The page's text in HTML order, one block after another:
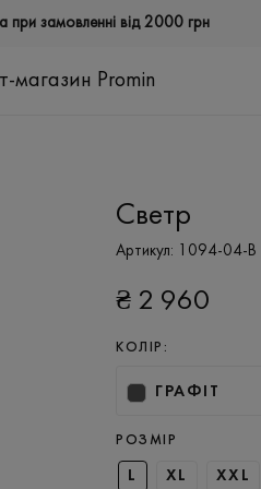
при замовленні від 2000 грн
Светр
Артикул: 1094-04-B
₴ 2 960
КОЛІР:
ГРАФІТ
РОЗМІР
L XL XXL